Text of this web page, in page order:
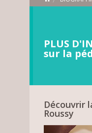
ACCUEIL
PLUS
sur la
Découvrir
Roussy